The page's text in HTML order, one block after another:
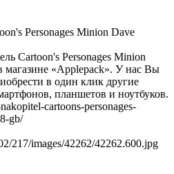
Personages Minion Dave
Cartoon's Personages Minion
магазине «Applepack». У нас Вы
в один клик другие
планшетов и ноутбуков.
cartoons-personages-
gb/
217/images/42262/42262.600.jpg